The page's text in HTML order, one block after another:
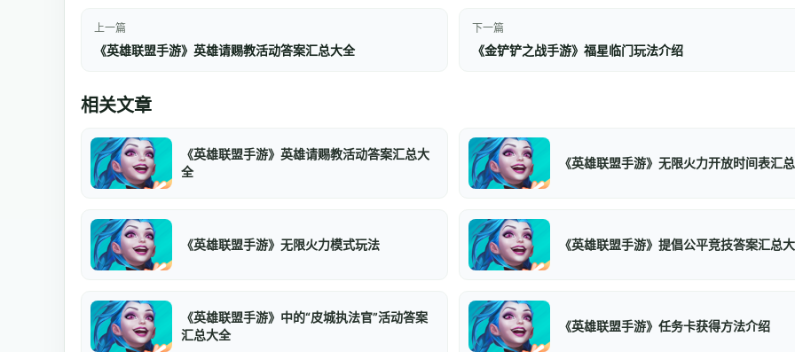
上一篇
《英雄联盟手游》英雄请赐教活动答案汇总大全
下一篇
《金铲铲之战手游》福星临门玩法介绍
相关文章
《英雄联盟手游》英雄请赐教活动答案汇总大
全
《英雄联盟手游》无限火力开放时间表汇总
《英雄联盟手游》无限火力模式玩法 《英雄联盟手游》提倡公平竞技答案汇总
《英雄联盟手游》中的“皮城执法官”活动答案
汇总大全
《英雄联盟手游》任务卡获得方法介绍